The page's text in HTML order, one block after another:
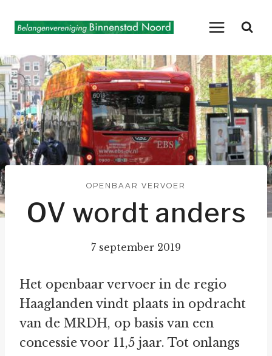
naar
OPENBAAR VERVOER
OV wordt anders
7 september 2019
Het openbaar vervoer in de regio
Haaglanden vindt plaats in opdracht
van de MRDH, op basis van een
concessie voor 11,5 jaar. Tot onlangs